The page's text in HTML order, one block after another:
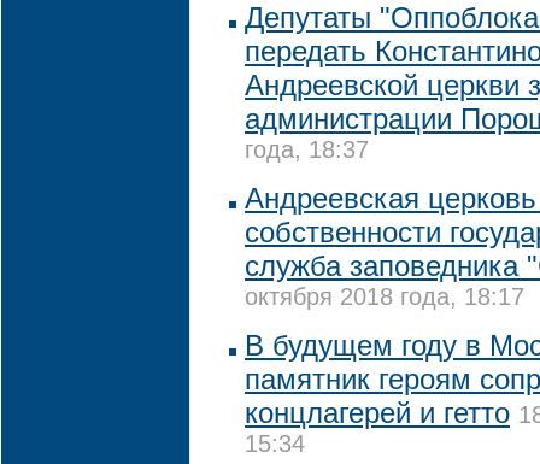
Депутаты
передать
Андреевской церкви
администрации
года, 18:37
Андреевская
собственности
служба заповедника
октября 2018 года, 18:17
В будущем году в
памятник героям
концлагерей и гетто
15:34